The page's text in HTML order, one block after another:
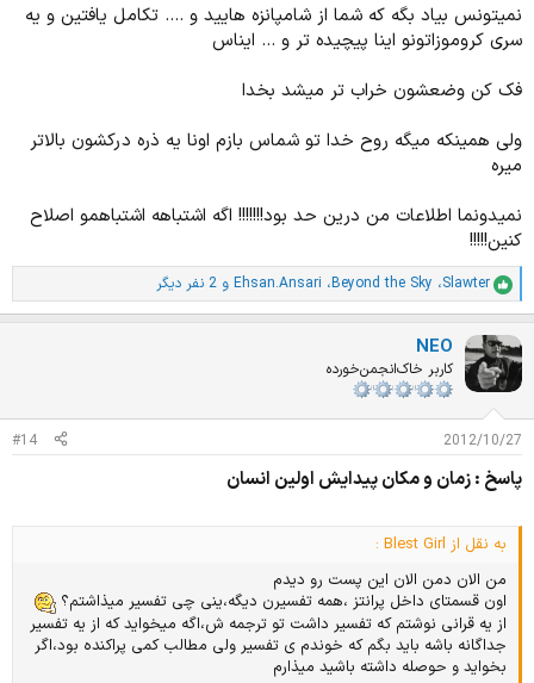
نمیتونس بیاد بگه که شما از شامپانزه هایید و .... تکامل یافتین و یه
سری کروموزاتونو اینا پیچیده تر و ... ایناس
فک کن وضعشون خراب تر میشد بخدا
ولی همینکه میگه روح خدا تو شماس بازم اونا یه ذره درکشون بالاتر
میره
نمیدونما اطلاعات من درین حد بود!!!!!!! اگه اشتباهه اشتباهمو اصلاح
کنین!!!!!
ا
م
ی
ا
ز
ت
:
Slawter، Beyond the Sky، Ehsan.Ansari و 2 نفر دیگر
NEO
کاربر خاک‌انجمن‌خورده
2012/10/27
#14
پاسخ : زمان و مکان پیدایش اولین انسان
به نقل از Blest Girl :
من الان دمن الان این پست رو دیدم
اون قسمتای داخل پرانتز ،همه تفسیرن دیگه،ینی چی تفسیر میذاشتم؟
از یه قرانی نوشتم که تفسیر داشت تو ترجمه ش،اگه میخواید که از یه تفسیر
جداگانه باشه باید بگم که خوندم ی تفسیر ولی مطالب کمی پراکنده بود،اگر
بخواید و حوصله داشته باشید میذارم